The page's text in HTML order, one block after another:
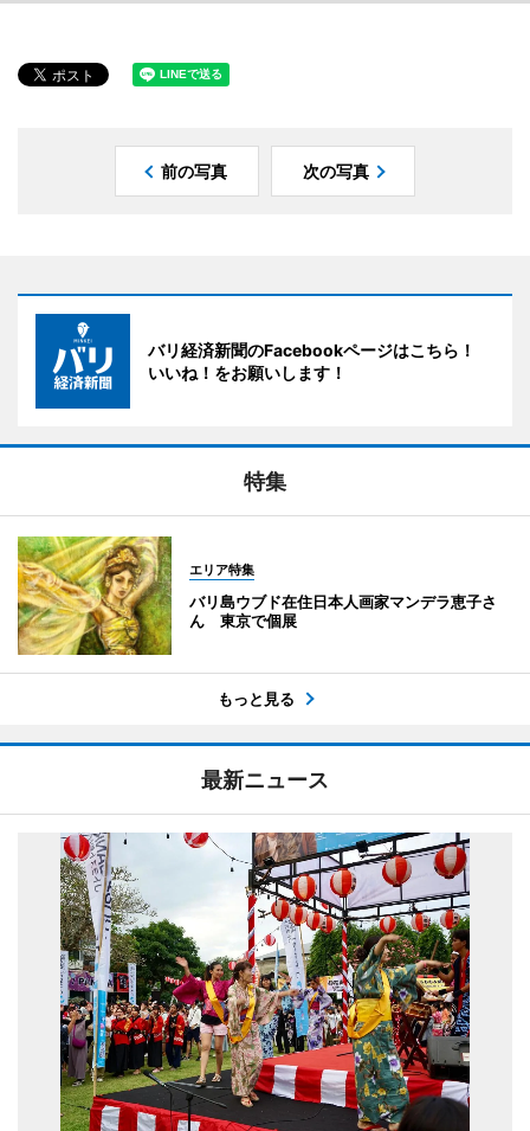
前の写真 次の写真
バリ経済新聞のFacebookページはこちら！
いいね！をお願いします！
特集
エリア特集
バリ島ウブド在住日本人画家マンデラ恵子さ
ん 東京で個展
もっと見る
最新ニュース